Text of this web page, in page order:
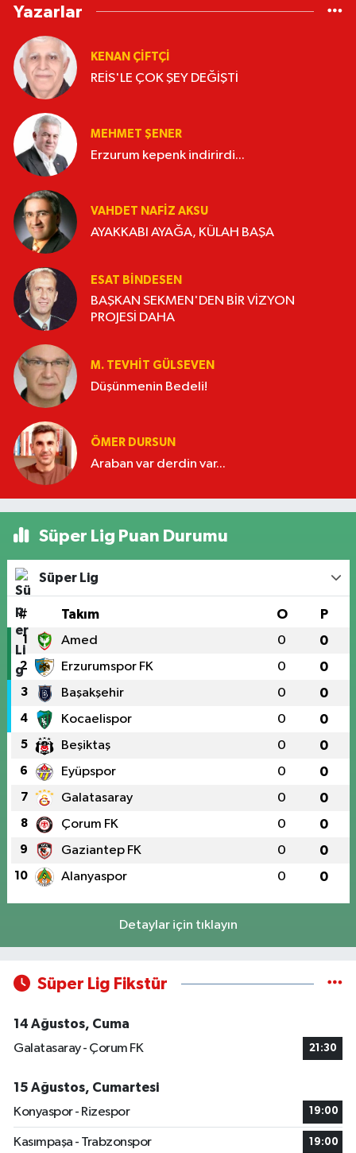
Yazarlar
KENAN ÇİFTÇİ
REİS'LE ÇOK ŞEY DEĞİŞTİ
MEHMET ŞENER
Erzurum kepenk indirirdi...
VAHDET NAFIZ AKSU
AYAKKABI AYAĞA, KÜLAH BAŞA
ESAT BİNDESEN
BAŞKAN SEKMEN'DEN BİR VİZYON
PROJESİ DAHA
M. TEVHIT GÜLSEVEN
Düşünmenin Bedeli!
ÖMER DURSUN
Araban var derdin var...
Süper Lig Puan Durumu
Süper Lig
# Takım O P
1 Amed 0 0
2 Erzurumspor FK 0 0
3 Başakşehir 0 0
4 Kocaelispor 0 0
5 Beşiktaş 0 0
6 Eyüpspor 0 0
7 Galatasaray 0 0
8 Çorum FK 0 0
9 Gaziantep FK 0 0
10 Alanyaspor 0 0
Detaylar için tıklayın
Süper Lig Fikstür
14 Ağustos, Cuma
Galatasaray - Çorum FK
21:30
15 Ağustos, Cumartesi
Konyaspor - Rizespor
19:00
Kasımpaşa - Trabzonspor 19:00